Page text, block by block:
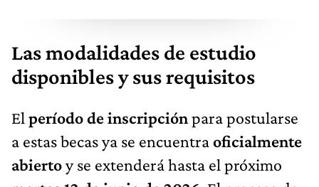
Las modalidades de estudio
disponibles y sus requisitos
El período de inscripciónpara postularse
a estas becas ya se encuentraoficialmente
abiertoy se extenderá hasta el próximo